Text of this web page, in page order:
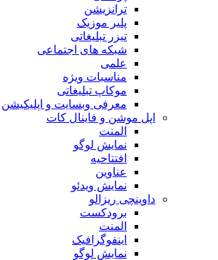
ترانزیشن
پلیر موزیک
تیزر تبلیغاتی
شبکه های اجتماعی
علمی
مناسبات ویژه
موکاپ تبلیغاتی
معرفی وبسایت و اپلیکیشن
اپل موشن و فاینال کات
المنت
نمایش لوگو
افتتاحیه
عناوین
نمایش ویدئو
داوینچی ریزالو
برودکست
المنت
اینفوگرافیک
نمایش لوگو